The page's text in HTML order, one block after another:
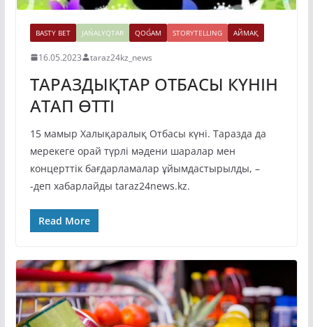
BASTY BET JAŃALYQTAR QOǴAM STORYTELLING АЙМАҚ
16.05.2023 taraz24kz_news
ТАРАЗДЫҚТАР ОТБАСЫ КҮНІН
АТАП ӨТТІ
15 мамыр Халықаралық Отбасы күні. Таразда да
мерекеге орай түрлі мәдени шаралар мен
концерттік бағдарламалар ұйымдастырылды, –
-деп хабарлайды taraz24news.kz.
Read More